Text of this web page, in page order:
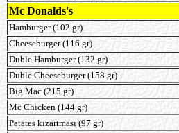
Mc Donalds's
Hamburger (102 gr)
Cheeseburger (116 gr)
Duble Hamburger (132 gr)
Duble Cheeseburger (158 gr)
Big Mac (215 gr)
Mc Chicken (144 gr)
Patates kızartması (97 gr)